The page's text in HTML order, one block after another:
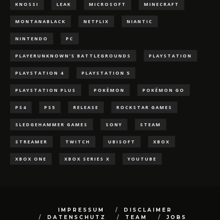
KNOSSI LEAK MICROSOFT MINECRAFT
MONTANABLACK NETFLIX NIANTIC
NINTENDO PC
PLAYERUNKNOWN'S BATTLEGROUNDS PLAYSTATION
PLAYSTATION 4 PLAYSTATION 5
PLAYSTATION PLUS POKÈMON POKÉMON GO
PS4 PS5 RELEASE ROCKSTAR GAMES
SLEDGEHAMMER GAMES SONY STEAM
STREAMER TWITCH UBISOFT XBOX
XBOX ONE XBOX SERIES X YOUTUBE
IMPRESSUM
DISCLAIMER
DATENSCHUTZ
TEAM JOBS